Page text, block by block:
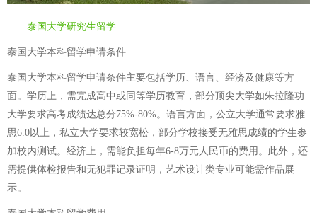
泰国大学研究生留学
泰国大学本科留学申请条件
泰国大学本科留学申请条件主要包括学历、语言、经济及健康等方
面。学历上，需完成高中或同等学历教育，部分顶尖大学如朱拉隆功
大学要求高考成绩达总分75%-80%。语言方面，公立大学通常要求雅
思6.0以上，私立大学要求较宽松，部分学校接受无雅思成绩的学生参
加校内测试。经济上，需能负担每年6-8万元人民币的费用。此外，还
需提供体检报告和无犯罪记录证明，艺术设计类专业可能需作品展
示。